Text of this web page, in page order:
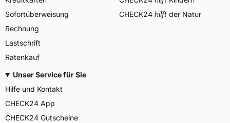
Sofortüberweisung
Rechnung
Lastschrift
Ratenkauf
CHECK24 hilft der Natur
Unser Service für Sie
Hilfe und Kontakt
CHECK24 App
CHECK24 Gutscheine